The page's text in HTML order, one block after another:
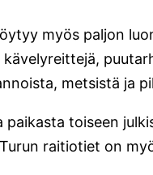
myös paljon
metsistä ja
toiseen
raitiotiet on